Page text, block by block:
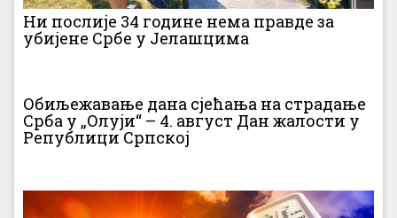
Ни послије 34 године нема правде за
убијене Србе у Јелашцима
Обиљежавање дана сјећања на страдање
Срба у „Олуји“ – 4. август Дан жалости у
Републици Српској